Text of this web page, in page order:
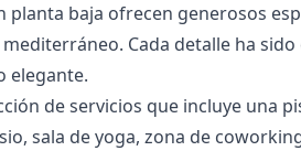
baja ofrecen generosos
Cada detalle ha
elegante.
de servicios que incluye una
sala de yoga, zona de